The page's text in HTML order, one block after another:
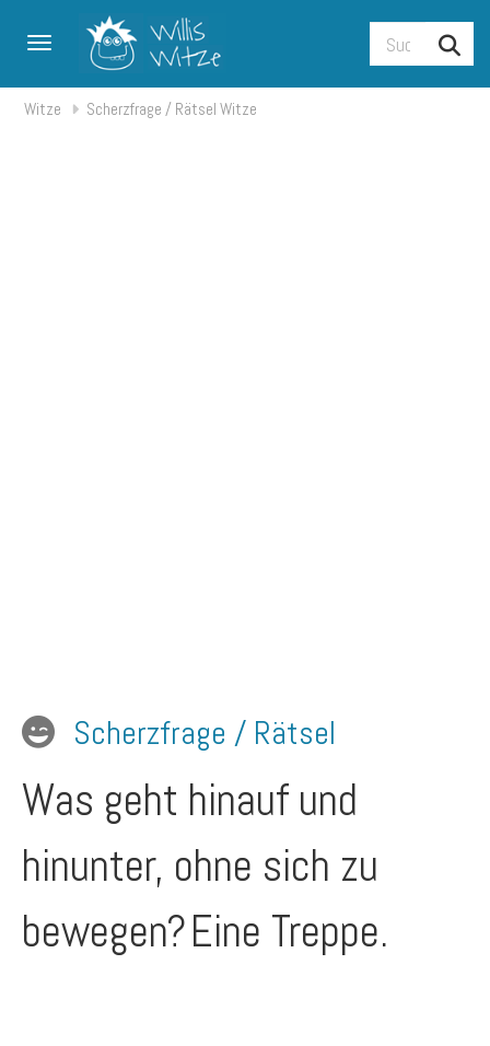
Toggle navigation
Witze Scherzfrage / Rätsel Witze
Scherzfrage / Rätsel
Was geht hinauf und
hinunter, ohne sich zu
bewegen?Eine Treppe.